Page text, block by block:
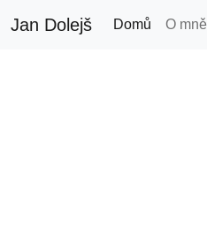
Jan Dolejš Domů O mně